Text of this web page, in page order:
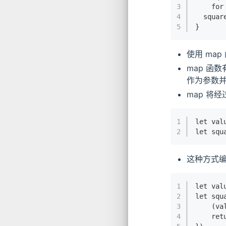
3
4
5
for
}
使用 map
map 函数
作为参数
map 将经
1
2
let
let
这种方式
1
2
3
4
let
let